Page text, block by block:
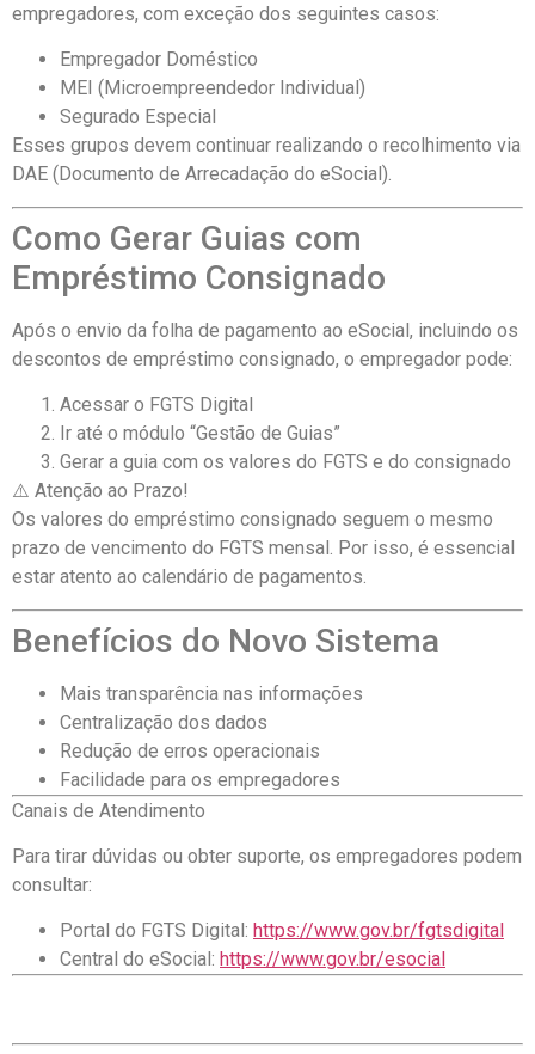
empregadores, com exceção dos seguintes casos:
Empregador Doméstico
MEI (Microempreendedor Individual)
Segurado Especial
Esses grupos devem continuar realizando o recolhimento via
DAE (Documento de Arrecadação do eSocial).
Como Gerar Guias com
Empréstimo Consignado
Após o envio da folha de pagamento ao eSocial, incluindo os
descontos de empréstimo consignado, o empregador pode:
Acessar o FGTS Digital
Ir até o módulo “Gestão de Guias”
Gerar a guia com os valores do FGTS e do consignado
⚠️ Atenção ao Prazo!
Os valores do empréstimo consignado seguem o mesmo
prazo de vencimento do FGTS mensal. Por isso, é essencial
estar atento ao calendário de pagamentos.
Benefícios do Novo Sistema
Mais transparência nas informações
Centralização dos dados
Redução de erros operacionais
Facilidade para os empregadores
Canais de Atendimento
Para tirar dúvidas ou obter suporte, os empregadores podem
consultar:
Portal do FGTS Digital: https://www.gov.br/fgtsdigital
Central do eSocial: https://www.gov.br/esocial